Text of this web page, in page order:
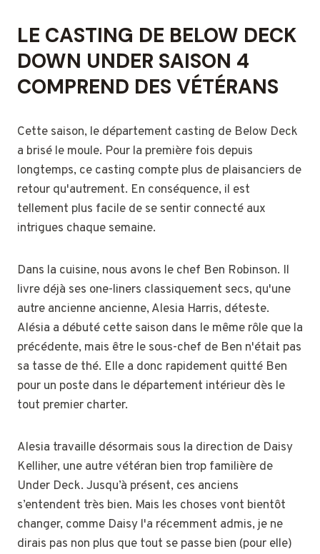
LE CASTING DE BELOW DECK
DOWN UNDER SAISON 4
COMPREND DES VÉTÉRANS
Cette saison, le département casting de Below Deck
a brisé le moule. Pour la première fois depuis
longtemps, ce casting compte plus de plaisanciers de
retour qu'autrement. En conséquence, il est
tellement plus facile de se sentir connecté aux
intrigues chaque semaine.
Dans la cuisine, nous avons le chef Ben Robinson. Il
livre déjà ses one-liners classiquement secs, qu'une
autre ancienne ancienne, Alesia Harris, déteste.
Alésia a débuté cette saison dans le même rôle que la
précédente, mais être le sous-chef de Ben n'était pas
sa tasse de thé. Elle a donc rapidement quitté Ben
pour un poste dans le département intérieur dès le
tout premier charter.
Alesia travaille désormais sous la direction de Daisy
Kelliher, une autre vétéran bien trop familière de
Under Deck. Jusqu’à présent, ces anciens
s’entendent très bien. Mais les choses vont bientôt
changer, comme Daisy l'a récemment admis, je ne
dirais pas non plus que tout se passe bien (pour elle)